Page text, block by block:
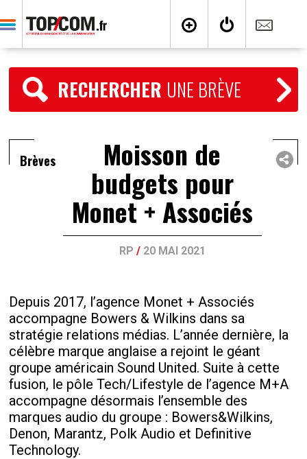
RECHERCHER UNE BRÈVE
Brèves Moisson de
budgets pour
Monet + Associés
RP / 20 MAI 2021
Depuis 2017, l’agence Monet + Associés
accompagne Bowers & Wilkins dans sa
stratégie relations médias. L’année dernière, la
célèbre marque anglaise a rejoint le géant
groupe américain Sound United. Suite à cette
fusion, le pôle Tech/Lifestyle de l’agence M+A
accompagne désormais l’ensemble des
marques audio du groupe : Bowers&Wilkins,
Denon, Marantz, Polk Audio et Definitive
Technology.